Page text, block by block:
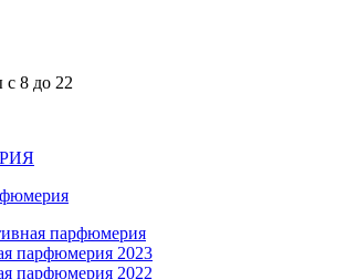
с 8 до 22
парфюмерия
парфюмерия 2023
парфюмерия 2022